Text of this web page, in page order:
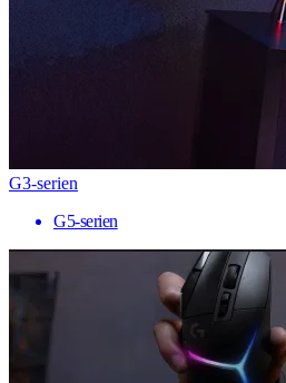
G3-serien
G5-serien